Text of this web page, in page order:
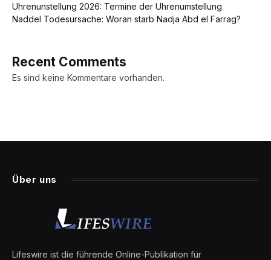
Uhrenunstellung 2026: Termine der Uhrenumstellung
Naddel Todesursache: Woran starb Nadja Abd el Farrag?
Recent Comments
Es sind keine Kommentare vorhanden.
Über uns
Lifeswire ist die führende Online-Publikation für